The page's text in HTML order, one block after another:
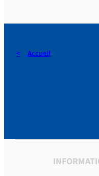
Accueil